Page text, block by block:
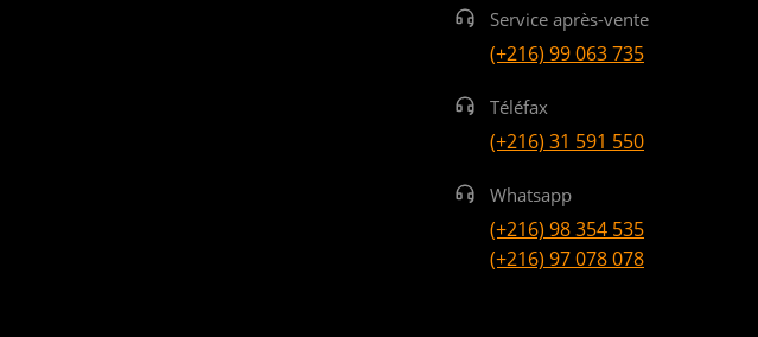
Service après-vente
(+216) 99 063 735
Téléfax
(+216) 31 591 550
Whatsapp
(+216) 98 354 535
(+216) 97 078 078